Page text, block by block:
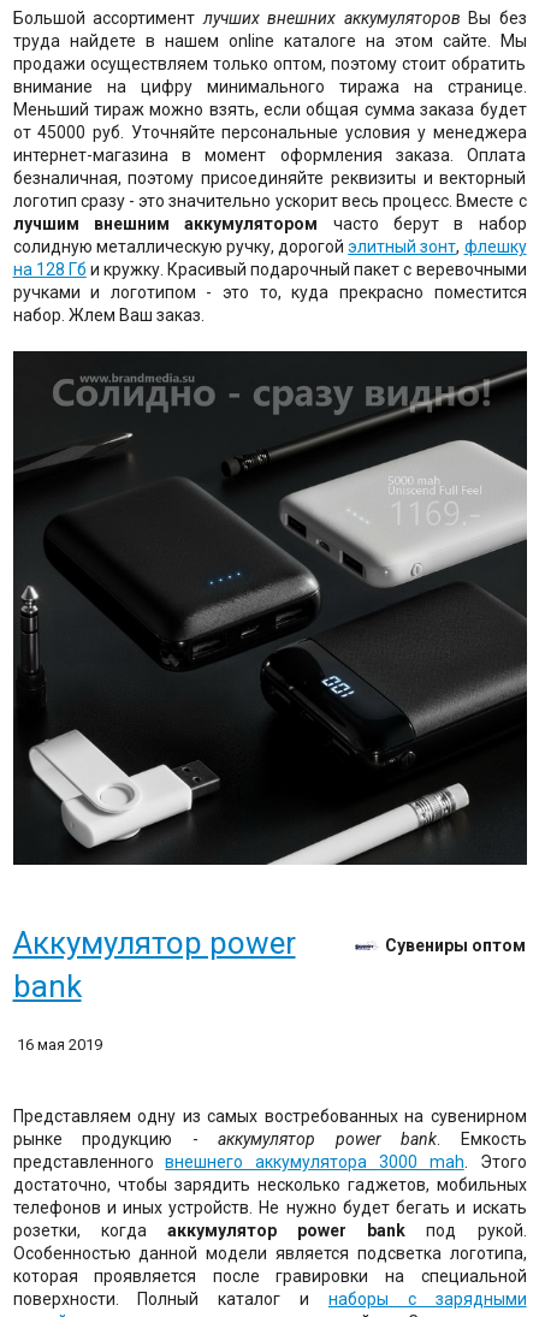
Большой ассортимент лучших внешних аккумуляторов Вы без
труда найдете в нашем online каталоге на этом сайте. Мы
продажи осуществляем только оптом, поэтому стоит обратить
внимание на цифру минимального тиража на странице.
Меньший тираж можно взять, если общая сумма заказа будет
от 45000 руб. Уточняйте персональные условия у менеджера
интернет-магазина в момент оформления заказа. Оплата
безналичная, поэтому присоединяйте реквизиты и векторный
логотип сразу - это значительно ускорит весь процесс. Вместе с
лучшим внешним аккумулятором часто берут в набор
солидную металлическую ручку, дорогойэлитный зонт, флешку
на 128 Гб и кружку. Красивый подарочный пакет с веревочными
ручками и логотипом - это то, куда прекрасно поместится
набор. Жлем Ваш заказ.
Аккумулятор power
bank
Сувениры оптом
16 мая 2019
Представляем одну из самых востребованных на сувенирном
рынке продукцию - аккумулятор power bank . Емкость
представленноговнешнего аккумулятора 3000 mah . Этого
достаточно, чтобы зарядить несколько гаджетов, мобильных
телефонов и иных устройств. Не нужно будет бегать и искать
розетки, когда аккумулятор power bank под рукой.
Особенностью данной модели является подсветка логотипа,
которая проявляется после гравировки на специальной
поверхности. Полный каталог и наборы с зарядными